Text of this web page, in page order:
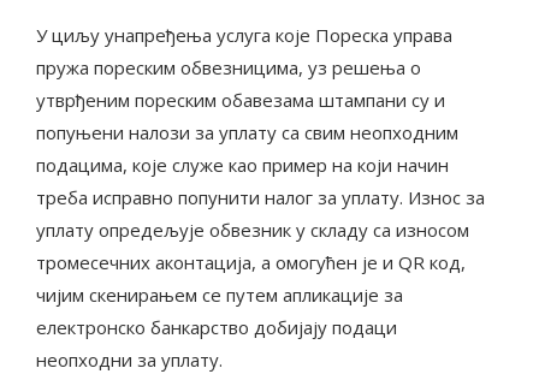
У циљу унапређења услуга које Пореска управа
пружа пореским обвезницима, уз решења о
утврђеним пореским обавезама штампани су и
попуњени налози за уплату са свим неопходним
подацима, које служе као пример на који начин
треба исправно попунити налог за уплату. Износ за
уплату опредељује обвезник у складу са износом
тромесечних аконтација, а омогућен је и QR код,
чијим скенирањем се путем апликације за
електронско банкарство добијају подаци
неопходни за уплату.